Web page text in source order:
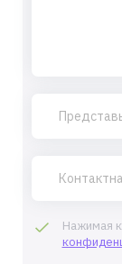
Нажимая